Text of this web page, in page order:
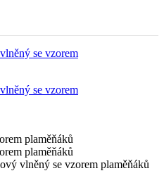
vlněný se vzorem plaměňáků